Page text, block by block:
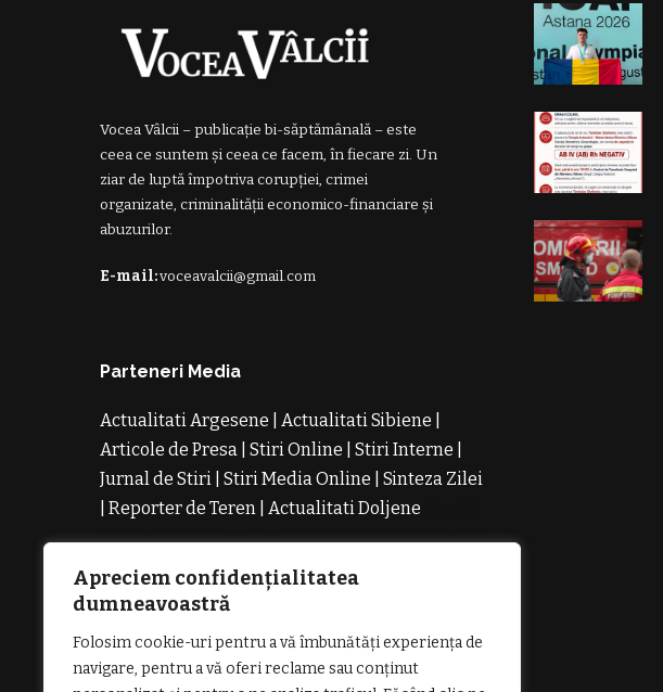
Apreciem confidențialitatea
dumneavoastră
Folosim cookie-uri pentru a vă îmbunătăți experiența de
navigare, pentru a vă oferi reclame sau conținut
Vocea Vâlcii – publicație bi-săptămânală – este
ceea ce suntem și ceea ce facem, în fiecare zi. Un
ziar de luptă împotriva corupției, crimei
organizate, criminalității economico-financiare și
abuzurilor.
E-mail:voceavalcii@gmail.com
Parteneri Media
Actualitati Argesene Actualitati Sibiene
Articole de Presa
Stiri Online Stiri Interne
Jurnal de Stiri
Stiri Media Online
Sinteza Zilei
Reporter de Teren Actualitati Doljene
NoiRochii de RevelionRochii de BanchetRochii
de Cununie
Magazin de Rochii
Comanda Rochii de Seara